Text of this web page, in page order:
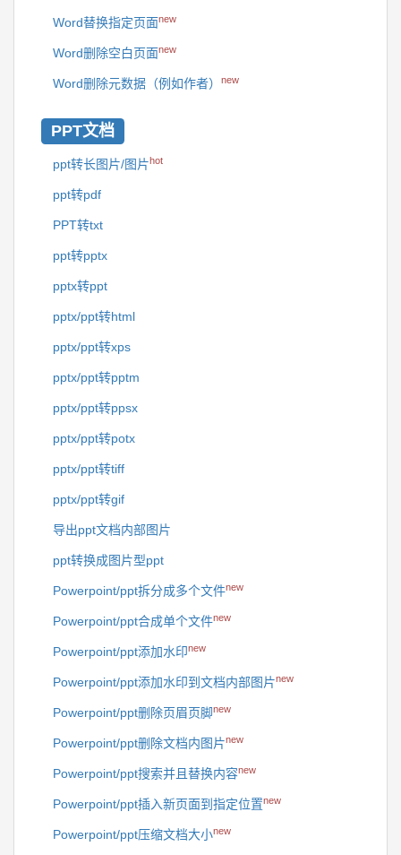
Word替换指定页面new
Word删除空白页面new
Word删除元数据（例如作者） new
PPT文档
ppt转长图片/图片hot
ppt转pdf
PPT转txt
ppt转pptx
pptx转ppt
pptx/ppt转html
pptx/ppt转xps
pptx/ppt转pptm
pptx/ppt转ppsx
pptx/ppt转potx
pptx/ppt转tiff
pptx/ppt转gif
导出ppt文档内部图片
ppt转换成图片型ppt
Powerpoint/ppt拆分成多个文件new
Powerpoint/ppt合成单个文件new
Powerpoint/ppt添加水印new
Powerpoint/ppt添加水印到文档内部图片new
Powerpoint/ppt删除页眉页脚new
Powerpoint/ppt删除文档内图片new
Powerpoint/ppt搜索并且替换内容new
Powerpoint/ppt插入新页面到指定位置new
Powerpoint/ppt压缩文档大小new